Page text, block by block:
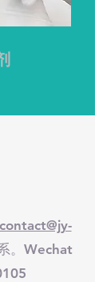
contact@jy-
。Wechat